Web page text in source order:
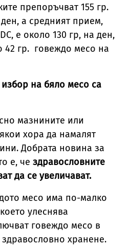
препоръчват 155 гр.
а средният прием,
е около 130 гр, на ден,
42 гр. говеждо месо на
на бяло месо са
мазнините или
хора да намалят
Добрата новина за
е, че здравословните
да се увеличават.
месо има по-малко
улеснява
говеждо месо в
хранене.